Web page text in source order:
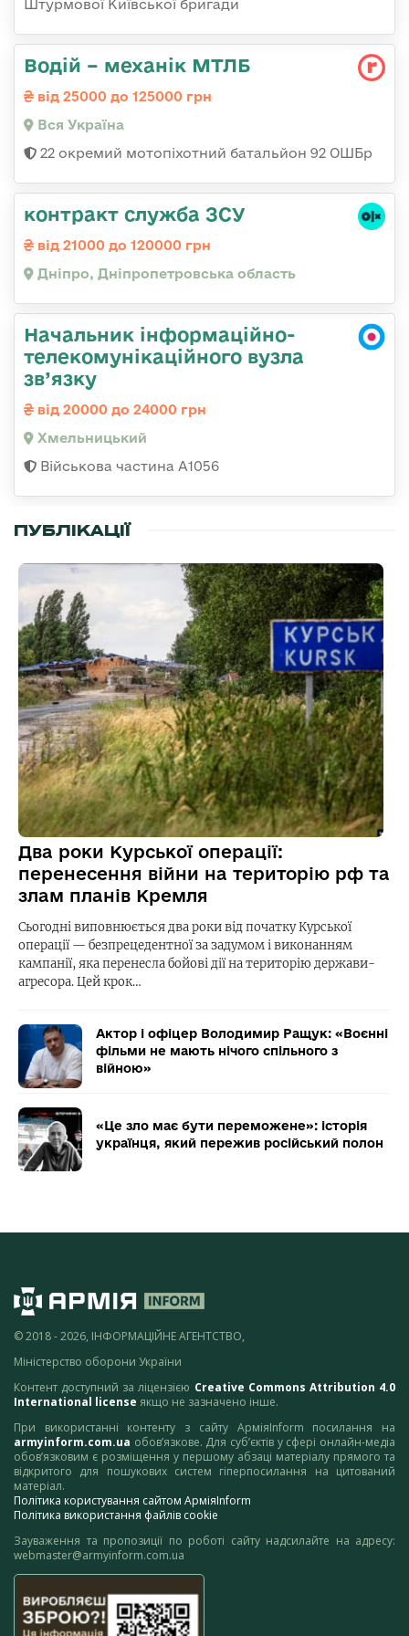
Штурмової Київської бригади
Водій – механік МТЛБ
від 25000 до 125000 грн
Вся Україна
22 окремий мотопіхотний батальйон 92 ОШБр
контракт служба ЗСУ
від 21000 до 120000 грн
Дніпро, Дніпропетровська область
Начальник інформаційно-
телекомунікаційного вузла
зв’язку
від 20000 до 24000 грн
Хмельницький
Військова частина А1056
ПУБЛІКАЦІЇ
Два роки Курської операції:
перенесення війни на територію рф та
злам планів Кремля
Сьогодні виповнюється два роки від початку Курської
операції — безпрецедентної за задумом і виконанням
кампанії, яка перенесла бойові дії на територію держави-
агресора. Цей крок…
Актор і офіцер Володимир Ращук: «Воєнні
фільми не мають нічого спільного з
війною»
«Це зло має бути переможене»: історія
українця, який пережив російський полон
© 2018 - 2026, ІНФОРМАЦІЙНЕ АГЕНТСТВО,
Міністерство оборони України
Контент доступний за ліцензією Creative Commons Attribution 4.0
International license якщо не зазначено інше.
При використанні контенту з сайту АрміяInform посилання на
armyinform.com.ua обов’язкове. Для суб’єктів у сфері онлайн-медіа
обов’язковим є розміщення у першому абзаці матеріалу прямого та
відкритого для пошукових систем гіперпосилання на цитований
матеріал.
Політика користування сайтом АрміяInform
Політика використання файлів cookie
Зауваження та пропозиції по роботі сайту надсилайте на адресу:
webmaster@armyinform.com.ua